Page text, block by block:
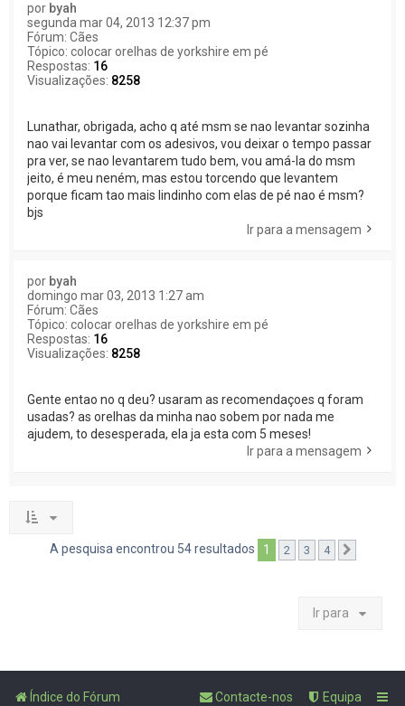
por byah
segunda mar 04, 2013 12:37 pm
Fórum: Cães
Tópico: colocar orelhas de yorkshire em pé
Respostas: 16
Visualizações: 8258
Lunathar, obrigada, acho q até msm se nao levantar sozinha
nao vai levantar com os adesivos, vou deixar o tempo passar
pra ver, se nao levantarem tudo bem, vou amá-la do msm
jeito, é meu neném, mas estou torcendo que levantem
porque ficam tao mais lindinho com elas de pé nao é msm?
bjs
Ir para a mensagem
por byah
domingo mar 03, 2013 1:27 am
Fórum: Cães
Tópico: colocar orelhas de yorkshire em pé
Respostas: 16
Visualizações: 8258
Gente entao no q deu? usaram as recomendaçoes q foram
usadas? as orelhas da minha nao sobem por nada me
ajudem, to desesperada, ela ja esta com 5 meses!
Ir para a mensagem
A pesquisa encontrou 54 resultados 1 2 3 4
Ir para
Índice do Fórum Equipa
Contacte-nos